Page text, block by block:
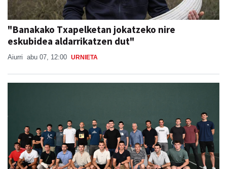
"Banakako Txapelketan jokatzeko nire
eskubidea aldarrikatzen dut"
Aiurri abu 07, 12:00 URNIETA